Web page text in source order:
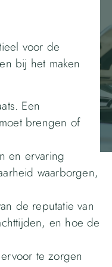
voor de
bij het maken
Een
brengen of
en ervaring
waarborgen,
de reputatie van
en hoe de
te zorgen